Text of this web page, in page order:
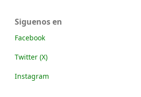
Siguenos en
Facebook
Twitter (X)
Instagram